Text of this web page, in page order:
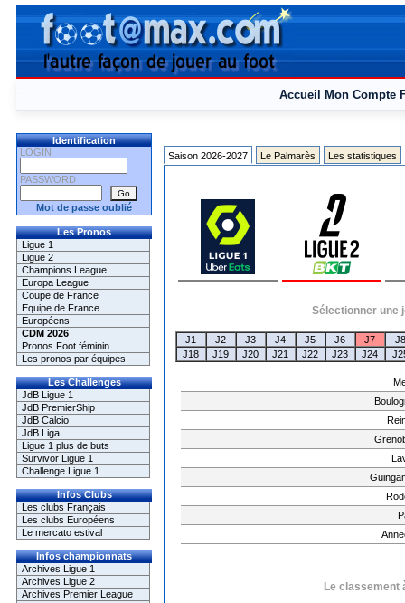
Accueil Mon Compte
Identification
LOGIN
PASSWORD
Mot de passe oublié
Les Pronos
Ligue 1
Ligue 2
Champions League
Europa League
Coupe de France
Equipe de France
Européens
CDM 2026
Pronos Foot féminin
Les pronos par équipes
Les Challenges
JdB Ligue 1
JdB PremierShip
JdB Calcio
JdB Liga
Ligue 1 plus de buts
Survivor Ligue 1
Challenge Ligue 1
Infos Clubs
Les clubs Français
Les clubs Européens
Le mercato estival
Infos championnats
Archives Ligue 1
Archives Ligue 2
Archives Premier League
Saison 2026-2027 Le Palmarès Les statistiques
Sélectionner une
J1 J2 J3 J4 J5 J6 J7
J8
J18
J19 J20 J21 J22 J23 J24
Le classement